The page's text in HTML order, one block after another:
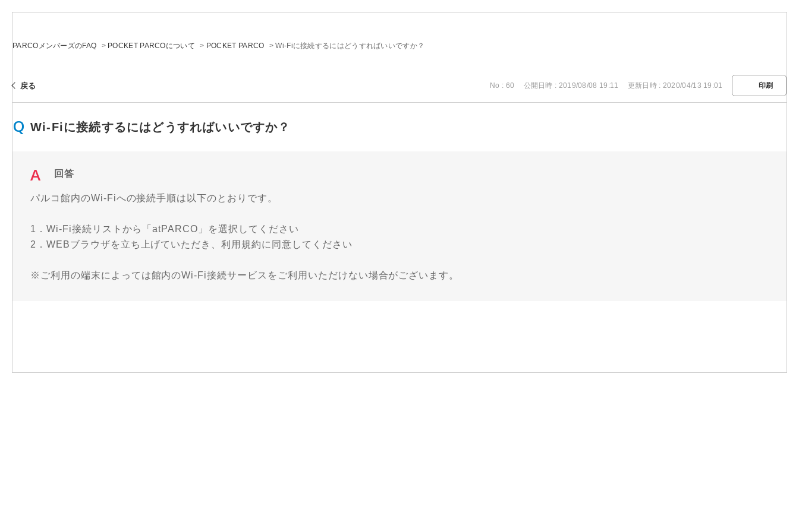
PARCOメンバーズのFAQ > POCKET PARCOについて > POCKET PARCO >Wi-Fiに接続するにはどうすればいいですか？
戻る No : 60 公開日時 : 2019/08/08 19:11 更新日時 : 2020/04/13 19:01 印刷
Wi-Fiに接続するにはどうすればいいですか？
回答
パルコ館内のWi-Fiへの接続手順は以下のとおりです。
1．Wi-Fi接続リストから「atPARCO」を選択してください
2．WEBブラウザを立ち上げていただき、利用規約に同意してください
※ご利用の端末によっては館内のWi-Fi接続サービスをご利用いただけない場合がございます。